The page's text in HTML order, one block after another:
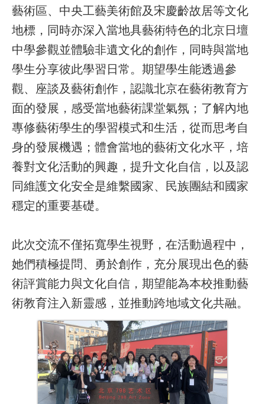
藝術區、中央工藝美術館及宋慶齡故居等文化
地標，同時亦深入當地具藝術特色的北京日壇
中學參觀並體驗非遺文化的創作，同時與當地
學生分享彼此學習日常。期望學生能透過參
觀、座談及藝術創作，認識北京在藝術教育方
面的發展，感受當地藝術課堂氣氛；了解內地
專修藝術學生的學習模式和生活，從而思考自
身的發展機遇；體會當地的藝術文化水平，培
養對文化活動的興趣，提升文化自信，以及認
同維護文化安全是維繫國家、民族團結和國家
穩定的重要基礎。
此次交流不僅拓寬學生視野，在活動過程中，
她們積極提問、勇於創作，充分展現出色的藝
術評賞能力與文化自信，期望能為本校推動藝
術教育注入新靈感，並推動跨地域文化共融。